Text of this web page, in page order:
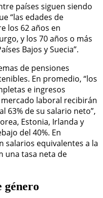
países siguen siendo
“las edades de
los 62 años en
y los 70 años o más
Bajos y Suecia”.
de pensiones
En promedio, “los
e ingresos
laboral recibirán
63% de su salario neto”,
Estonia, Irlanda y
del 40%. En
salarios equivalentes a la
una tasa neta de
género